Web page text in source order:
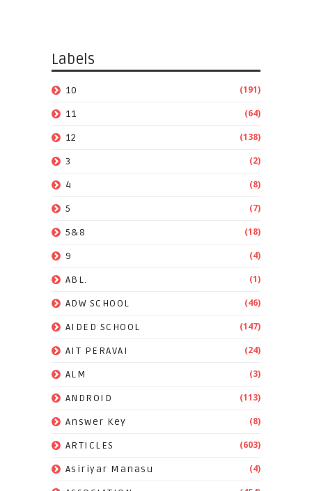
Labels
10 (191)
11 (64)
12 (138)
3 (2)
4 (8)
5 (7)
5&8 (18)
9 (4)
ABL. (1)
ADW SCHOOL (46)
AIDED SCHOOL (147)
AIT PERAVAI (24)
ALM (3)
ANDROID (113)
Answer Key (8)
ARTICLES (603)
Asiriyar Manasu (4)